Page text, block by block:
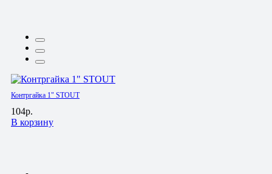
Контргайка 1" STOUT
104р.
В корзину